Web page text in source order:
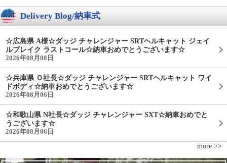
Delivery Blog/納車式
☆広島県 A様☆ダッジ チャレンジャー SRTヘルキャット ジェイ
ルブレイク ラストコール☆納車おめでとうございます☆
2026年08月08日
☆兵庫県 Ｏ社長☆ダッジ チャレンジャー SRTヘルキャット ワイ
ドボディ☆納車おめでとうございます☆
2026年08月06日
☆和歌山県 N社長☆ダッジ チャレンジャー SXT☆納車おめでと
うございます☆
2026年08月06日
more >>